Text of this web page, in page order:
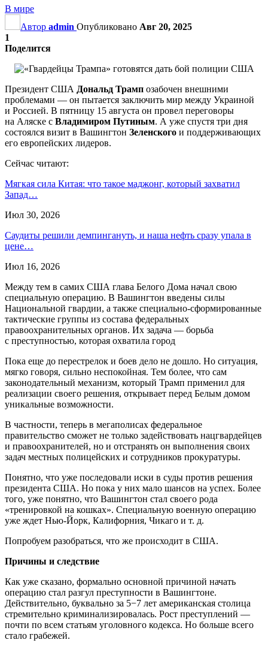
В мире
Автор admin Опубликовано Авг 20, 2025
1
Поделится
Президент США Дональд Трамп озабочен внешними
проблемами — он пытается заключить мир между Украиной
и Россией. В пятницу 15 августа он провел переговоры
на Аляске с Владимиром Путиным. А уже спустя три дня
состоялся визит в Вашингтон Зеленского и поддерживающих
его европейских лидеров.
Сейчас читают:
Мягкая сила Китая: что такое маджонг, который захватил
Запад…
Июл 30, 2026
Саудиты решили демпингануть, и наша нефть сразу упала в
цене…
Июл 16, 2026
Между тем в самих США глава Белого Дома начал свою
специальную операцию. В Вашингтон введены силы
Национальной гвардии, а также специально-сформированные
тактические группы из состава федеральных
правоохранительных органов. Их задача — борьба
с преступностью, которая охватила город
Пока еще до перестрелок и боев дело не дошло. Но ситуация,
мягко говоря, сильно неспокойная. Тем более, что сам
законодательный механизм, который Трамп применил для
реализации своего решения, открывает перед Белым домом
уникальные возможности.
В частности, теперь в мегаполисах федеральное
правительство сможет не только задействовать нацгвардейцев
и правоохранителей, но и отстранять он выполнения своих
задач местных полицейских и сотрудников прокуратуры.
Понятно, что уже последовали иски в суды против решения
президента США. Но пока у них мало шансов на успех. Более
того, уже понятно, что Вашингтон стал своего рода
«тренировкой на кошках». Специальную военную операцию
уже ждет Нью-Йорк, Калифорния, Чикаго и т. д.
Попробуем разобраться, что же происходит в США.
Причины и следствие
Как уже сказано, формально основной причиной начать
операцию стал разгул преступности в Вашингтоне.
Действительно, буквально за 5−7 лет американская столица
стремительно криминализировалась. Рост преступлений —
почти по всем статьям уголовного кодекса. Но больше всего
стало грабежей.